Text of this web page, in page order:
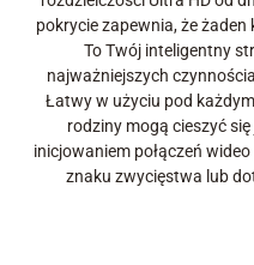
pokrycie zapewnia, że
To Twój inteligentny
najważniejszych
Łatwy w użyciu pod
rodziny mogą cieszyć
inicjowaniem połączeń
znaku zwycięstwa lub